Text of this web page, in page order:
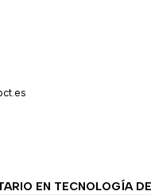
EN TECNOLOGÍA